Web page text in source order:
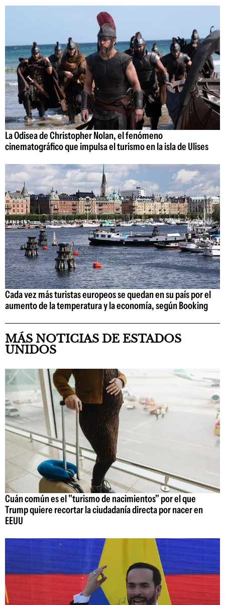
La Odisea de Christopher Nolan, el fenómeno
cinematográfico que impulsa el turismo en la isla de Ulises
Cada vez más turistas europeos se quedan en su país por el
aumento de la temperatura y la economía, según Booking
MÁS NOTICIAS DE ESTADOS
UNIDOS
Cuán común es el "turismo de nacimientos" por el que
Trump quiere recortar la ciudadanía directa por nacer en
EEUU